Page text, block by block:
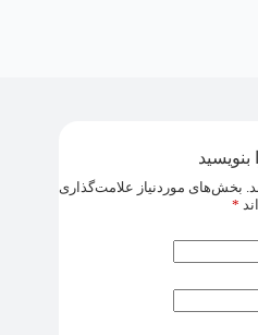
بنویسید
بخش‌های موردنیاز علامت‌گذاری
*